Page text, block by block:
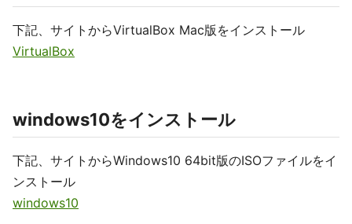
下記、サイトからVirtualBox Mac版をインストール
VirtualBox
windows10をインストール
下記、サイトからWindows10 64bit版のISOファイルをイ
ンストール
windows10